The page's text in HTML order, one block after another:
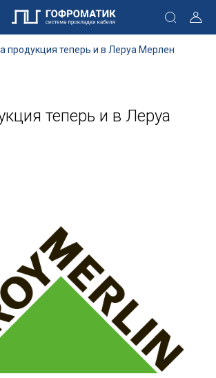
продукция теперь и в Леруа Мерлен
теперь и в Леруа